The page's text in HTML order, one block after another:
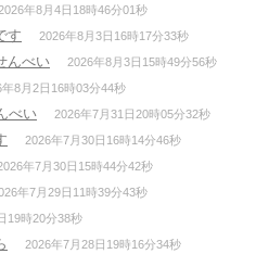
2026年8月4日18時46分01秒
す 2026年8月3日16時17分33秒
んべい 2026年8月3日15時49分56秒
年8月2日16時03分44秒
べい 2026年7月31日20時05分32秒
2026年7月30日16時14分46秒
年7月30日15時44分42秒
年7月29日11時39分43秒
19時20分38秒
2026年7月28日19時16分34秒